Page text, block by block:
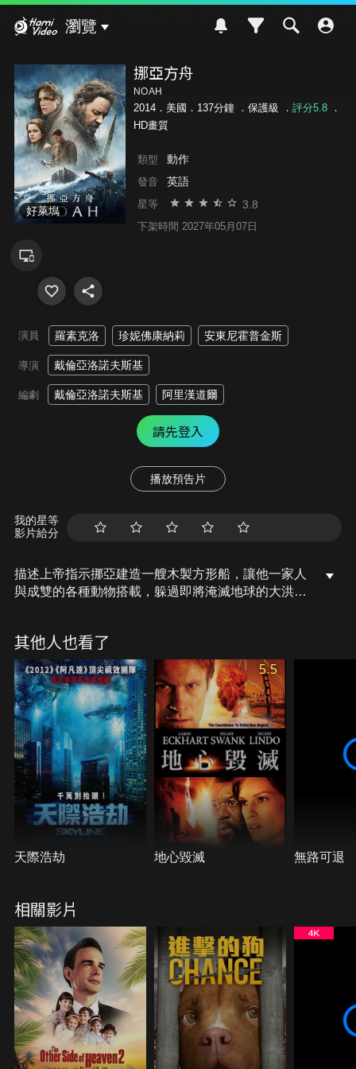
瀏覽
好萊塢
挪亞方舟
NOAH
2014．美國．137分鐘 ． 保護級 ． 評分5.8．
HD畫質
類型 動作
發音 英語
星等 3.8
下架時間 2027年05月07日
演員 羅素克洛 珍妮佛康納莉 安東尼霍普金斯
導演 戴倫亞洛諾夫斯基
編劇 戴倫亞洛諾夫斯基 阿里漢道爾
請先登入
播放預告片
我的星等
影片給分
描述上帝指示挪亞建造一艘木製方形船，讓他一家人
與成雙的各種動物搭載，躲過即將淹滅地球的大洪水
其他人也看了
天際浩劫
5.5
地心毀滅 無路可退
相關影片